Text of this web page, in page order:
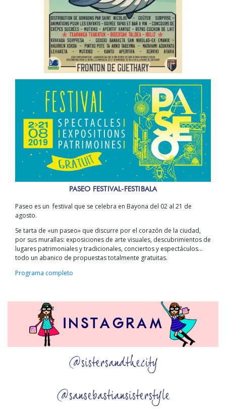
PASEO FESTIVAL-FESTIBALA
Paseo es un festival que se celebra en Bayona del 02 al 21 de
agosto.
Se tarta de «un paseo» que discurre por el corazón de la ciudad,
por sus murallas: exposiciones de arte visuales, descubrimientos de
lugares patrimoniales y tradicionales, conciertos y espectáculos…
todo un abanico de propuestas totalmente gratuitas.
Programa completo
@sistersandthecity
@sansebastiansisterstyle